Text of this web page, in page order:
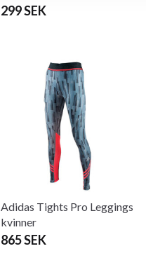
299 SEK
Adidas Tights Pro Leggings
kvinner
865 SEK